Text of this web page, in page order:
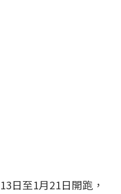
日至1月21日開跑，